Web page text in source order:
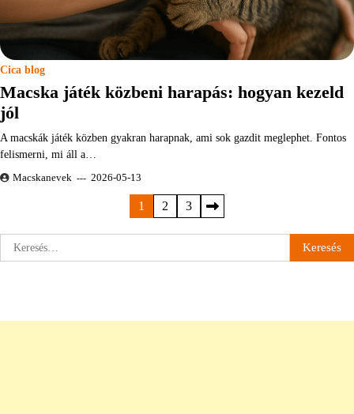
Cica blog
Macska játék közbeni harapás: hogyan kezeld
jól
A macskák játék közben gyakran harapnak, ami sok gazdit meglephet. Fontos
felismerni, mi áll a…
Macskanevek 2026-05-13
lapozása
1 2 3
Keresés: